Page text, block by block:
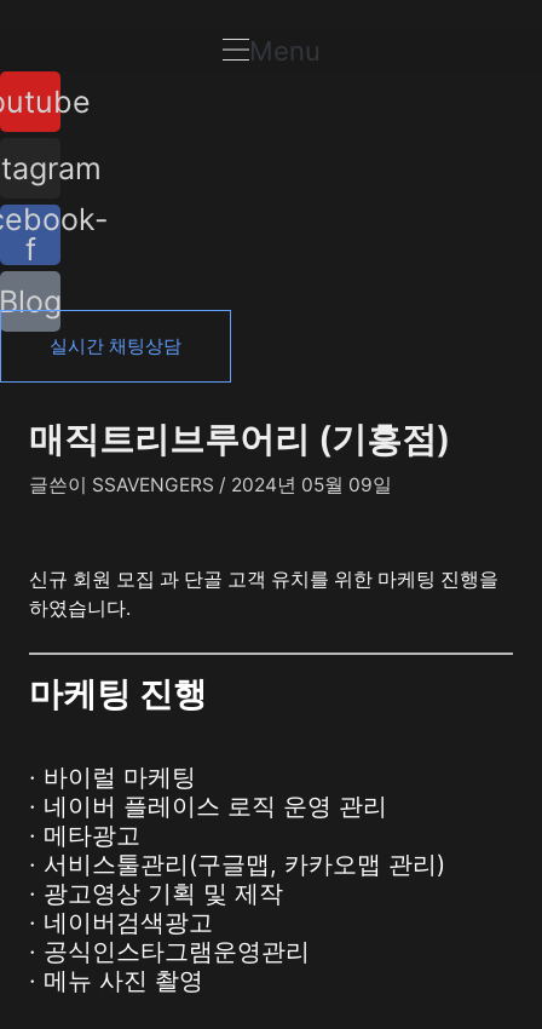
츠
로
건
너
뛰
기
Menu
f
Blog
실시간 채팅상담
매직트리브루어리 (기흥점)
글쓴이 SSAVENGERS / 2024년 05월 09일
신규 회원 모집 과 단골 고객 유치를 위한 마케팅 진행을
하였습니다.
마케팅 진행
· 바이럴 마케팅
· 네이버 플레이스 로직 운영 관리
· 메타광고
· 서비스툴관리(구글맵, 카카오맵 관리)
· 광고영상 기획 및 제작
· 네이버검색광고
· 공식인스타그램운영관리
· 메뉴 사진 촬영
트
탐
색